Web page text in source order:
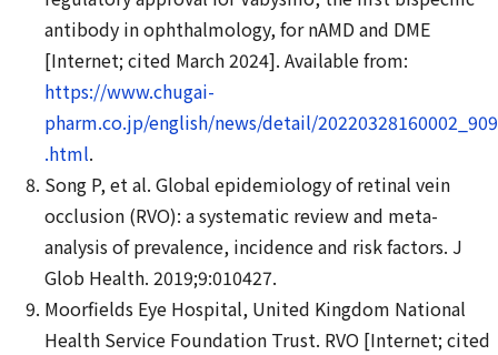
antibody in ophthalmology, for nAMD and DME
[Internet; cited March 2024]. Available from:
https://www.chugai-
pharm.co.jp/english/news/detail/20220328160002_909
.html.
Song P, et al. Global epidemiology of retinal vein
occlusion (RVO): a systematic review and meta-
analysis of prevalence, incidence and risk factors. J
Glob Health. 2019;9:010427.
Moorfields Eye Hospital, United Kingdom National
Health Service Foundation Trust. RVO [Internet; cited